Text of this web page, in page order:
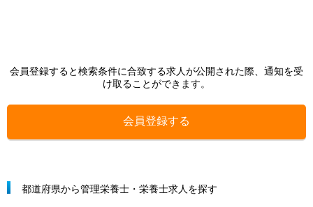
会員登録すると検索条件に合致する求人が公開された際、通知を受
け取ることができます。
会員登録する
都道府県から管理栄養士・栄養士求人を探す